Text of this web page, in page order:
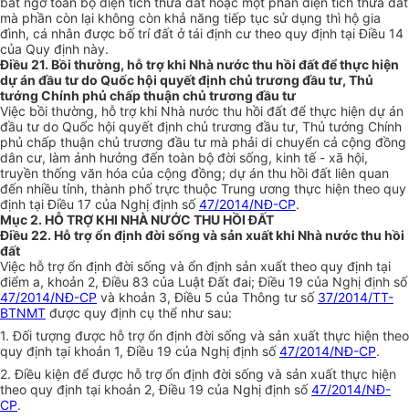
mà phần còn lại không còn khả năng tiếp tục sử dụng thì hộ gia
đình, cá nhân được bố trí đất ở tái định cư theo quy định tại Điều 14
của Quy định này.
Điều 21. Bồi thường, hỗ trợ khi Nhà nước thu hồi đất để thực hiện
dự án đầu tư do Quốc hội quyết định chủ trương đầu tư, Thủ
tướng Chính phủ chấp thuận chủ trương đầu tư
Việc bồi thường, hỗ trợ khi Nhà nước thu hồi đất để thực hiện dự án
đầu tư do Quốc hội quyết định chủ trương đầu tư, Thủ tướng Chính
phủ chấp thuận chủ trương đầu tư mà phải di chuyển cả cộng đồng
dân cư, làm ảnh hưởng đến toàn bộ đời sống, kinh tế - xã hội,
truyền thống văn hóa của cộng đồng; dự án thu hồi đất liên quan
đến nhiều tỉnh, thành phốtrực thuộc Trung ương thực hiện theo quy
định tại Điều 17 của Nghị định số47/2014/NĐ-CP.
Mục 2. HỖ TRỢ KHI NHÀ NƯỚC THU HỒI ĐẤT
Điều 22. Hỗ trợ ổn định đời sống và sản xuất khi Nhà nước thu hồi
đất
Việc hỗ trợ ổn định đời sống và ổn định sản xuất theo quy định tại
điểm a, khoản 2, Điều 83 của Luật Đất đai; Điều 19 của Nghị định số
47/2014/NĐ-CP và khoản 3, Điều 5 của Thông tư số 37/2014/TT-
BTNMT được quy định cụ thể như sau:
1. Đối tượng được hỗ trợ ổn định đời sống và sản xuất thực hiện theo
quy định tại khoản 1, Điều 19 của Nghị định số47/2014/NĐ-CP.
2. Điều kiện để được hỗ trợ ổn định đời sống và sản xuất thực hiện
theo quy định tại khoản 2, Điều 19 của Nghị định số47/2014/NĐ-
CP.